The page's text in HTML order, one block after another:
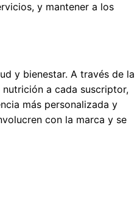
y mantener a los
y bienestar. A través de la
a cada suscriptor,
más personalizada y
con la marca y se